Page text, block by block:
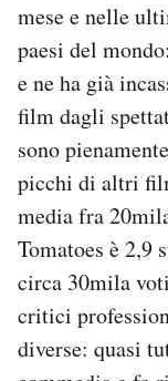
mese e nelle
paesi del
e ne ha già
film dagli
sono
picchi di altri
media fra
Tomatoes è 2,9
circa 30mila
critici
diverse: quasi